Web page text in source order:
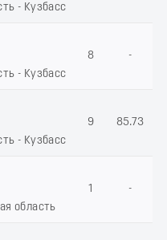
- Кузбасс
- Кузбасс
8 -
- Кузбасс
9 85.73
область
1 -